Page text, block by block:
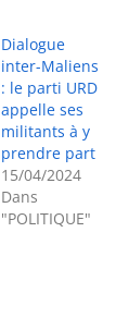
Dialogue
inter-Maliens
: le parti URD
appelle ses
militants à y
prendre part
15/04/2024
Dans
"POLITIQUE"